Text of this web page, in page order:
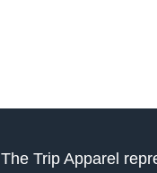
The Trip Apparel